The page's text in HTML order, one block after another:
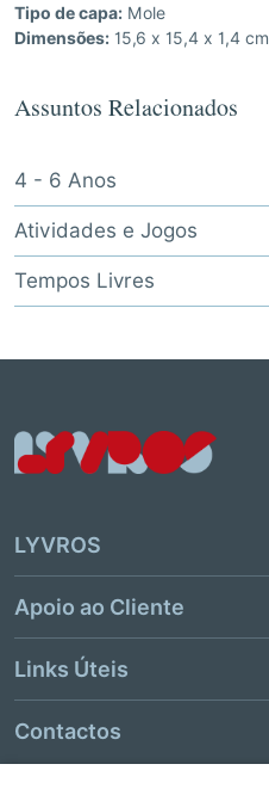
Tipo de capa: Mole
Dimensões: 15,6 x 15,4 x 1,4 cm
Assuntos Relacionados
4 - 6 Anos
Atividades e Jogos
Tempos Livres
LYVROS
Apoio ao Cliente
Links Úteis
Contactos